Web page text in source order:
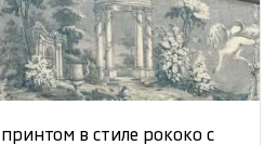
в стиле рококо с